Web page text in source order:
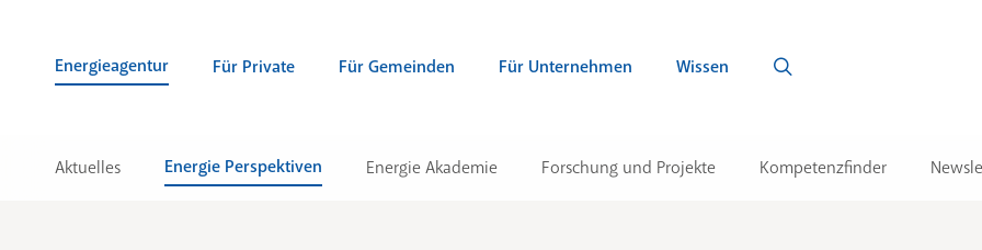
Energieagentur Für Private Für Gemeinden Für Unternehmen Wissen
Aktuelles Energie Perspektiven Energie Akademie Forschung und Projekte Kompetenzfinder